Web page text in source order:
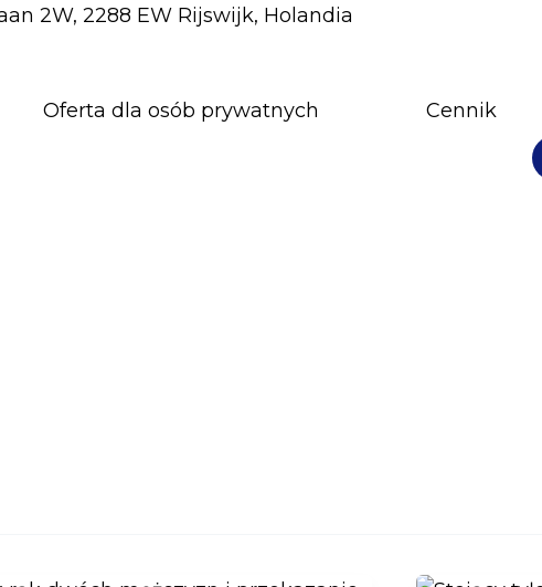
2W, 2288 EW Rijswijk, Holandia
Oferta dla osób prywatnych Cennik